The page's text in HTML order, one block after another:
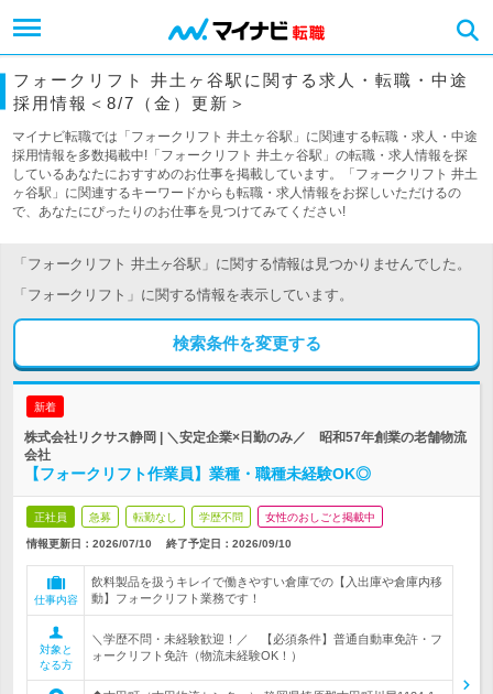
フォークリフト 井土ヶ谷駅に関する求人・転職・中途
採用情報＜8/7（金）更新＞
マイナビ転職では「フォークリフト 井土ヶ谷駅」に関連する転職・求人・中途
採用情報を多数掲載中!「フォークリフト 井土ヶ谷駅」の転職・求人情報を探
しているあなたにおすすめのお仕事を掲載しています。「フォークリフト 井土
ヶ谷駅」に関連するキーワードからも転職・求人情報をお探しいただけるの
で、あなたにぴったりのお仕事を見つけてみてください!
「フォークリフト 井土ヶ谷駅」に関する情報は見つかりませんでした。
「フォークリフト」に関する情報を表示しています。
検索条件を変更する
新着
株式会社リクサス静岡 | ＼安定企業×日勤のみ／ 昭和57年創業の老舗物流
会社
【フォークリフト作業員】業種・職種未経験OK◎
正社員 急募 転勤なし 学歴不問 女性のおしごと掲載中
情報更新日：2026/07/10 終了予定日： 2026/09/10
仕事内容
飲料製品を扱うキレイで働きやすい倉庫での【入出庫や倉庫内移
動】フォークリフト業務です！
対象と
なる方
＼学歴不問・未経験歓迎！／ 【必須条件】普通自動車免許・フ
ォークリフト免許（物流未経験OK！）